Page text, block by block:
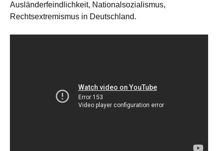
Ausländerfeindlichkeit, Nationalsozialismus,
Rechtsextremismus in Deutschland.